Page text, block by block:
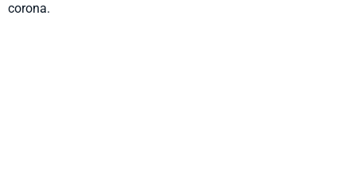
corona.